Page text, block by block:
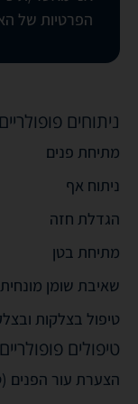
הפרטיות של
ניתוחים פופולריים
מתיחת פנים
ניתוח אף
הגדלת חזה
מתיחת בטן
שאיבת שומן מונחית
טיפול בצלקות
טיפולים פופולריים
הצערת עור הפנים